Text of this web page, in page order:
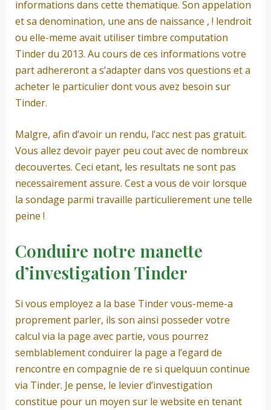
informations dans cette thematique. Son appelation
et sa denomination, une ans de naissance , ! lendroit
ou elle-meme avait utiliser timbre computation
Tinder du 2013. Au cours de ces informations votre
part adhereront a s’adapter dans vos questions et a
acheter le particulier dont vous avez besoin sur
Tinder.
Malgre, afin d’avoir un rendu, l’acc nest pas gratuit.
Vous allez devoir payer peu cout avec de nombreux
decouvertes. Ceci etant, les resultats ne sont pas
necessairement assure. Cest a vous de voir lorsque
la sondage parmi travaille particulierement une telle
peine !
Conduire notre manette
d’investigation Tinder
Si vous employez a la base Tinder vous-meme-a
proprement parler, ils son ainsi posseder votre
calcul via la page avec partie, vous pourrez
semblablement conduirer la page a l’egard de
rencontre en compagnie de re si quelquun continue
via Tinder. Je pense, le levier d’investigation
constitue pour un moyen sur le website en tenant